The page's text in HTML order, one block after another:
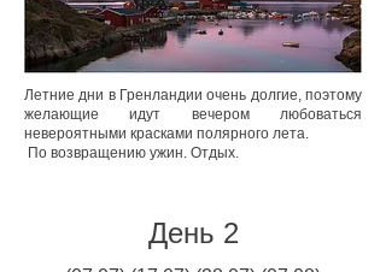
Летние дни в Гренландии очень долгие, поэтому
желающие идут вечером любоваться
невероятными красками полярного лета.
По возвращению ужин. Отдых.
День 2